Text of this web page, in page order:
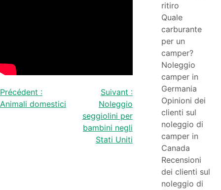
Navigazione
Précédent :
Animali domestici
Suivant :
Noleggio
seggiolini per
bambini negli
Stati Uniti
ritiro
Quale
carburante
per un
camper?
Noleggio
camper in
Germania
Opinioni dei
clienti sul
noleggio di
camper in
Canada
Recensioni
dei clienti sul
noleggio di